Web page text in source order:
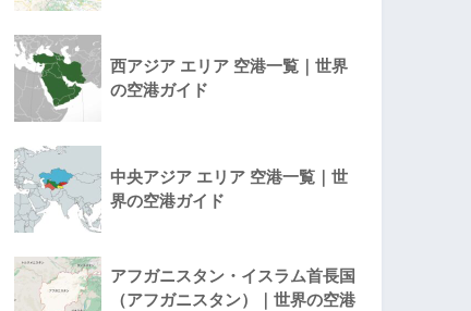
西アジア エリア 空港一覧｜世界
の空港ガイド
中央アジア エリア 空港一覧｜世
界の空港ガイド
アフガニスタン・イスラム首長国
（アフガニスタン）｜世界の空港